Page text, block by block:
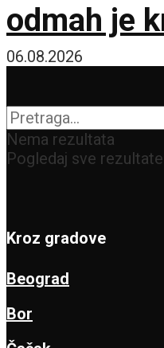
odmah je
prvom
06.08.2026
Nema rezultata
Pogledaj sve rezultate
Kroz gradove
Beograd
Bor